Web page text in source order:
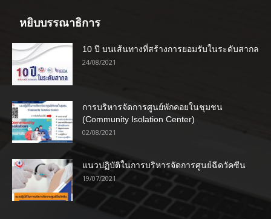
หยิบบรรณาธิการ
10 ปี บนเส้นทางที่สร้างการยอมรับในระดับสากล
24/08/2021
การบริหารจัดการศูนย์พักคอยในชุมชน
(Community Isolation Center)
02/08/2021
แนวปฏิบัติในการบริหารจัดการศูนย์ฉีดวัคซีน
19/07/2021